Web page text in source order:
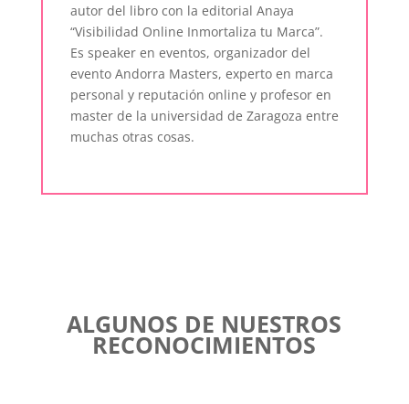
autor del libro con la editorial Anaya
“Visibilidad Online Inmortaliza tu Marca”.
Es speaker en eventos, organizador del
evento Andorra Masters, experto en marca
personal y reputación online y profesor en
master de la universidad de Zaragoza entre
muchas otras cosas.
ALGUNOS DE NUESTROS
RECONOCIMIENTOS